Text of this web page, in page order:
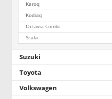
Karoq
Kodiaq
Octavia Combi
Scala
Suzuki
Toyota
Volkswagen